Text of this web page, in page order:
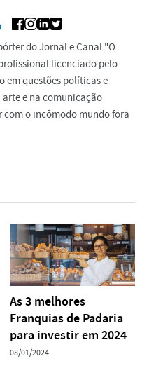
do Jornal e Canal "O
licenciado pelo
em questões políticas e
e na comunicação
com o incômodo mundo fora
As 3 melhores
Franquias de Padaria
para investir em 2024
08/01/2024